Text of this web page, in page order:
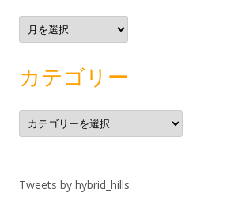
ア
ー
カ
カテゴリー
カ
テ
ゴ
Tweets by hybrid_hills